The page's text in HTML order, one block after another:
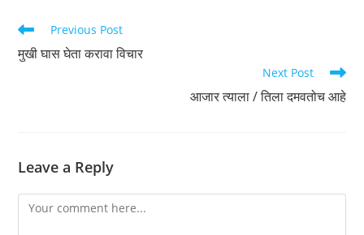
Read
more
articles
Previous Post
मुखी घास घेता करावा विचार
Next Post
आजार त्याला / तिला दमवतोच आहे
Leave a Reply
Comment